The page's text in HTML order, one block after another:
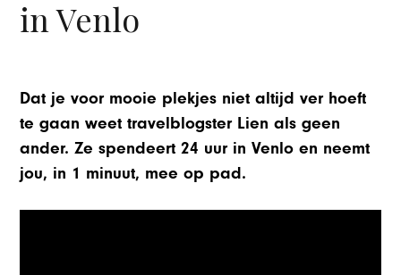
in Venlo
Dat je voor mooie plekjes niet altijd ver hoeft
te gaan weet travelblogster Lien als geen
ander. Ze spendeert 24 uur in Venlo en neemt
jou, in 1 minuut, mee op pad.